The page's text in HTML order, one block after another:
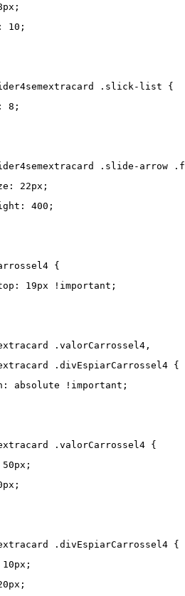
10;
.slick-list {
8;
.slide-arrow
22px;
400;
{
19px !important;
.valorCarrossel4,
.divEspiarCarrossel4 {
absolute !important;
.valorCarrossel4 {
50px;
.divEspiarCarrossel4 {
10px;